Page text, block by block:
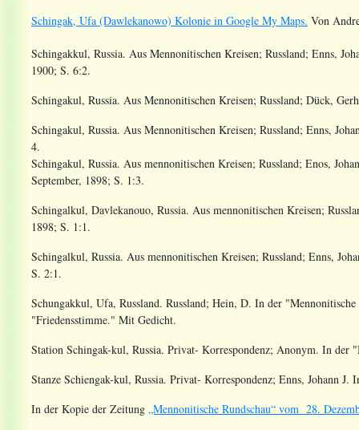
Schingak, Ufa (Dawlekanowo) Kolonie in Google My Maps. Von
Schingakkul, Russia. Aus Mennonitischen Kreisen; Russland; Enns,
1900; S. 6:2.
Schingakul, Russia. Aus Mennonitischen Kreisen; Russland; Dück,
Schingakul, Russia. Aus Mennonitischen Kreisen; Russland; Enns,
4.
Schingakul, Russia. Aus mennonitischen Kreisen; Russland; Enos,
September, 1898; S. 1:3.
Schingalkul, Davlekanouo, Russia. Aus mennonitischen Kreisen;
1898; S. 1:1.
Schingalkul, Russia. Aus mennonitischen Kreisen; Russland; Enns,
S. 2:1.
Schungakkul, Ufa, Russland. Russland; Hein, D. In der
"Friedensstimme." Mit Gedicht.
Station Schingak-kul, Russia. Privat- Korrespondenz; Anonym. In der
Stanze Schiengak-kul, Russia. Privat- Korrespondenz; Enns, Johann J.
In der Kopie der Zeitung „Mennonitische Rundschau“ vom 28.